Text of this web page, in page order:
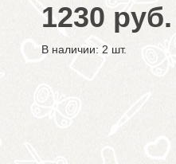
1230 руб.
В наличии: 2 шт.